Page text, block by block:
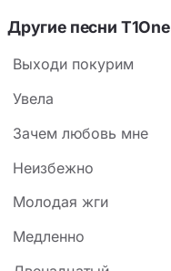
Другие песни T1One
Выходи покурим
Увела
Зачем любовь мне
Неизбежно
Молодая жги
Медленно